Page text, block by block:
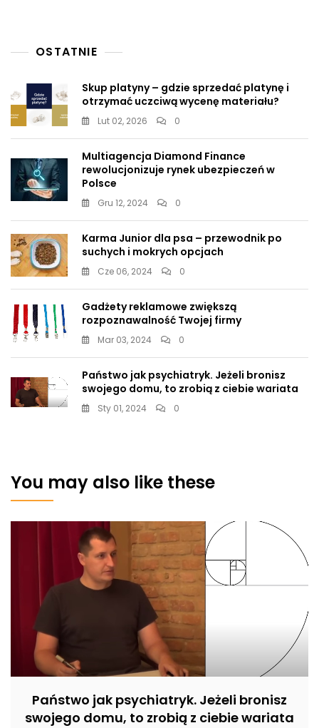
OSTATNIE
Skup platyny – gdzie sprzedać platynę i
otrzymać uczciwą wycenę materiału?
Lut 02, 2026 0
Multiagencja Diamond Finance
rewolucjonizuje rynek ubezpieczeń w
Polsce
Gru 12, 2024 0
Karma Junior dla psa – przewodnik po
suchych i mokrych opcjach
Cze 06, 2024 0
Gadżety reklamowe zwiększą
rozpoznawalność Twojej firmy
Mar 03, 2024 0
Państwo jak psychiatryk. Jeżeli bronisz
swojego domu, to zrobią z ciebie wariata
Sty 01, 2024 0
You may also like these
Państwo jak psychiatryk. Jeżeli bronisz
swojego domu, to zrobią z ciebie wariata